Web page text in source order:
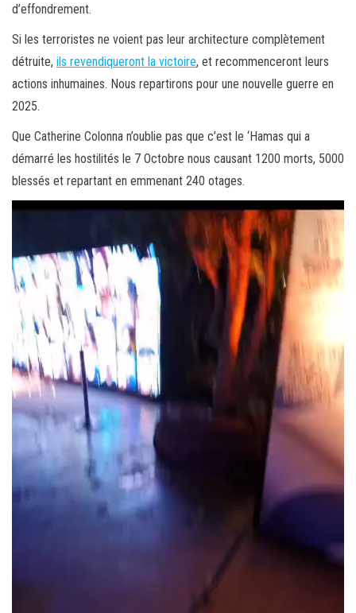
d’effondrement.
Si les terroristes ne voient pas leur architecture complètement
détruite, ils revendiqueront la victoire, et recommenceront leurs
actions inhumaines. Nous repartirons pour une nouvelle guerre en
2025.
Que Catherine Colonna n’oublie pas que c’est le ‘Hamas qui a
démarré les hostilités le 7 Octobre nous causant 1200 morts, 5000
blessés et repartant en emmenant 240 otages.